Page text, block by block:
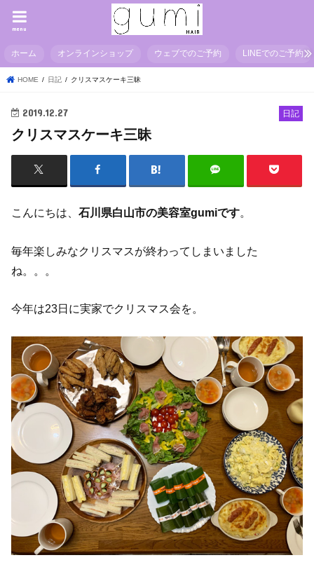
menu
ホーム オンラインショップ ウェブでのご予約 LINEでのご予約
HOME 日記 クリスマスケーキ三昧
日記
2019.12.27
クリスマスケーキ三昧
こんにちは、石川県白山市の美容室gumiです。
毎年楽しみなクリスマスが終わってしまいました
ね。。。
今年は23日に実家でクリスマス会を。